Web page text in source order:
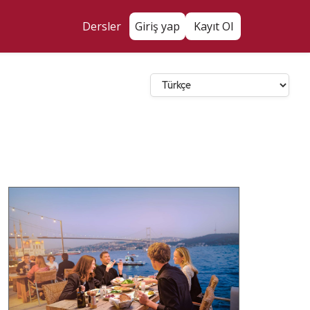
Dersler Giriş yap Kayıt Ol
Dil Seçin